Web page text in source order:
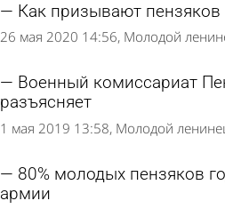
Как призывают
26 мая 2020 14:56 Молодой
Военный комиссариат
разъясняет
1 мая 2019 13:58 Молодой
80% молодых пензяков
армии